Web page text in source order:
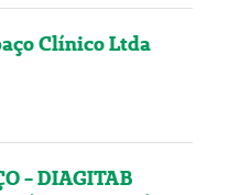
Clínico Ltda
- DIAGITAB